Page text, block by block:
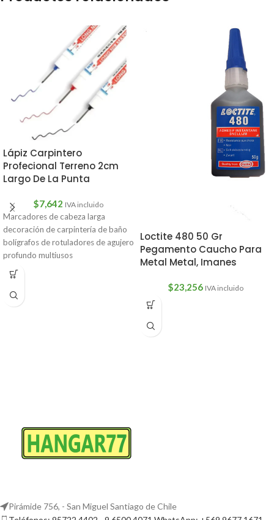
Lápiz Carpintero
Profecional Terreno 2cm
Largo De La Punta
$7,642 IVA incluido
Marcadores de cabeza larga
decoración de carpintería de baño
bolígrafos de rotuladores de agujero
profundo multiusos
Descripción:Características:
3unColor:1 un negro1
Loctite 480 50 Gr
Pegamento Caucho Para
Metal Metal, Imanes
$23,256 IVA incluido
Pirámide 756, - San Miguel Santiago de Chile